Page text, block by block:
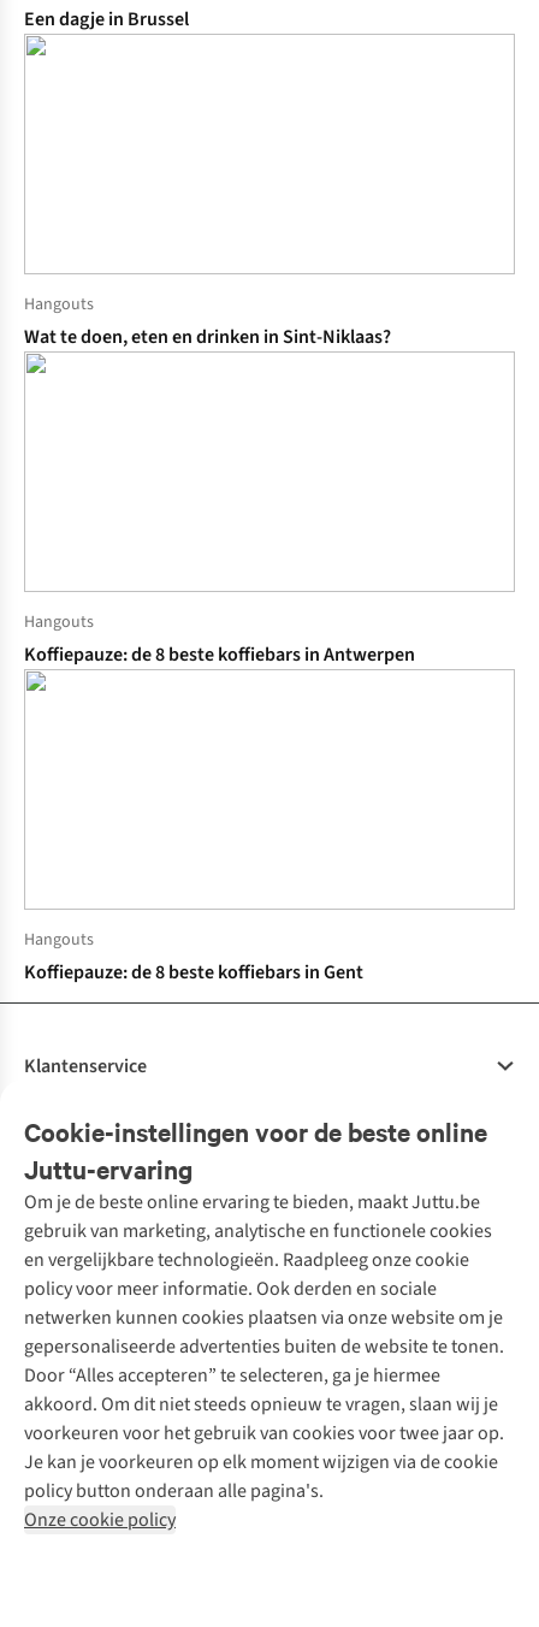
Een dagje in Brussel
Hangouts
Wat te doen, eten en drinken in Sint-Niklaas?
Hangouts
Koffiepauze: de 8 beste koffiebars in Antwerpen
Hangouts
Koffiepauze: de 8 beste koffiebars in Gent
Cookie-instellingen voor de beste online
Juttu-ervaring
Om je de beste online ervaring te bieden, maakt Juttu.be
gebruik van marketing, analytische en functionele cookies
en vergelijkbare technologieën. Raadpleeg onze cookie
policy voor meer informatie. Ook derden en sociale
netwerken kunnen cookies plaatsen via onze website om je
gepersonaliseerde advertenties buiten de website te tonen.
Door “Alles accepteren” te selecteren, ga je hiermee
akkoord. Om dit niet steeds opnieuw te vragen, slaan wij je
voorkeuren voor het gebruik van cookies voor twee jaar op.
Je kan je voorkeuren op elk moment wijzigen via de cookie
policy button onderaan alle pagina's.
Onze cookie policy
Klantenservice
Bestellen
Betalen
10% studentenkorting
Klarna - achteraf betalen
Levering
Retourneren
Bestelling herroepen
Garantie
Contact
Onze diensten
Tweedehands - ReJUsed
Kledingatelier
Personal shopping
Textielbox
Events / workshops
Juttu
Over ons
Juttu Friends
Inspiratie
Werken bij Juttu
Onze winkels
De wereld van Juttu
Verantwoord ondernemen
Toegankelijkheidsverklaring
Merken
Nathalie Vleeschouwer
Selected dames
HKLiving
Dickies
Sessùn
Strom
O My Bag
Revolution
Meld je aan voor de nieuwsbrief
Follow us